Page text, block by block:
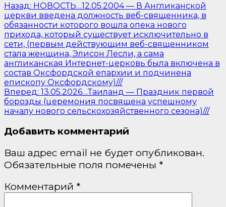
Назад: НОВОСТЬ…12.05.2004 — В Англиканской
церкви введена должность веб-священника, в
обязанности которого вошла опека нового
прихода, который существует исключительно в
сети, (первым действующим веб-священником
стала женщина, Элисон Лесли, а сама
англиканская Интернет-церковь была включена в
состав Оксфордской епархии и подчинена
епископу Оксфордскому)///
Вперед: 13.05.2026…Таиланд — Праздник первой
борозды (церемония посвящена успешному
началу нового сельскохозяйственного сезона)///
Добавить комментарий
Ваш адрес email не будет опубликован.
Обязательные поля помечены *
Комментарий *